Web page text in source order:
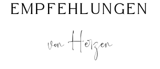
EMPFEHLUNGEN
von Herzen